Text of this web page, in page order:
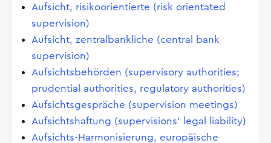
Aufsicht, risikoorientierte (risk orientated
supervision)
Aufsicht, zentralbankliche (central bank
supervision)
Aufsichtsbehörden (supervisory authorities;
prudential authorities, regulatory authorities)
Aufsichtsgespräche (supervision meetings)
Aufsichtshaftung (supervisions' legal liability)
Aufsichts-Harmonisierung, europäische